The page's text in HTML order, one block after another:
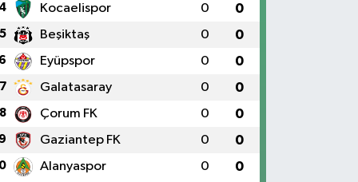
4 Kocaelispor 0 0
5 Beşiktaş 0 0
6 Eyüpspor 0 0
7 Galatasaray 0 0
8 Çorum FK 0 0
9 Gaziantep FK 0 0
Alanyaspor 0 0